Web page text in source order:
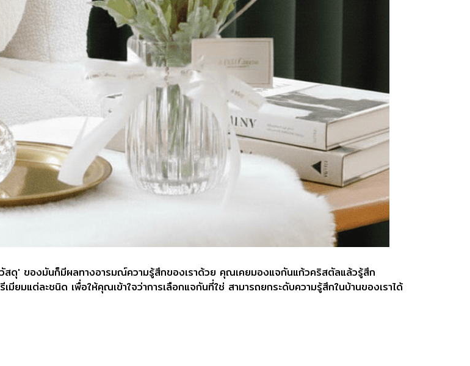
สดุ' ของมันก็มีผลทางอารมณ์ความรู้สึกของเราด้วย คุณเคยมองแจกันแก้วคริสตัลแล้วรู้สึก
มียมแต่ละชนิด เพื่อให้คุณเข้าใจว่าการเลือกแจกันที่ใช่ สามารถยกระดับความรู้สึกในบ้านของเราได้